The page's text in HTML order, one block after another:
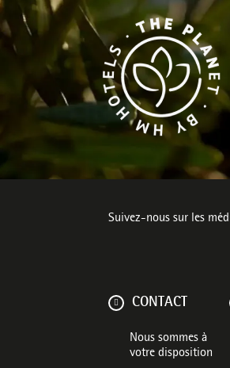
Suivez-nous sur les
CONTACT
Nous sommes à
votre disposition